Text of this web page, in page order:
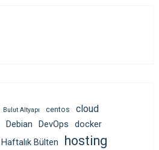
Bulut Altyapı centos cloud
Debian DevOps docker
Haftalık Bülten hosting